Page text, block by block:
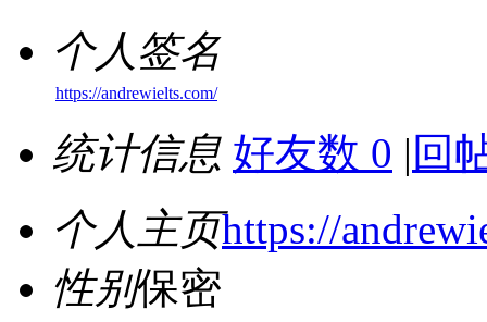
个人签名
https://andrewielts.com/
统计信息 好友数 0 | 回
个人主页https://
性别保密